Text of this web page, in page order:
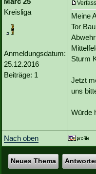
Kreisliga
Anmeldungsdatum:
25.12.2016
Beiträge: 1
Meine
Tor
Sturm
Jetzt
uns
Würde
Nach oben
Neues Thema